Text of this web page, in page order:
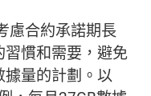
慮合約承諾期長
慣和需要，避免
量的計劃。以